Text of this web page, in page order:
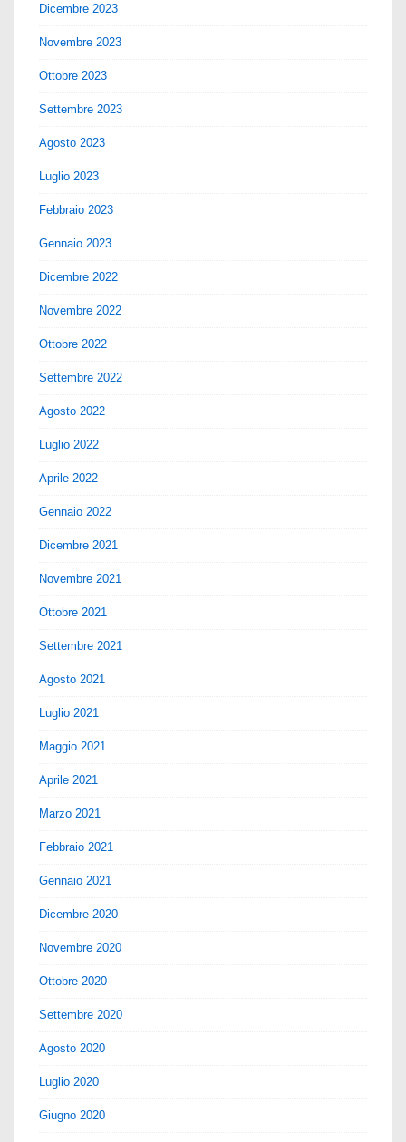
Dicembre 2023
Novembre 2023
Ottobre 2023
Settembre 2023
Agosto 2023
Luglio 2023
Febbraio 2023
Gennaio 2023
Dicembre 2022
Novembre 2022
Ottobre 2022
Settembre 2022
Agosto 2022
Luglio 2022
Aprile 2022
Gennaio 2022
Dicembre 2021
Novembre 2021
Ottobre 2021
Settembre 2021
Agosto 2021
Luglio 2021
Maggio 2021
Aprile 2021
Marzo 2021
Febbraio 2021
Gennaio 2021
Dicembre 2020
Novembre 2020
Ottobre 2020
Settembre 2020
Agosto 2020
Luglio 2020
Giugno 2020